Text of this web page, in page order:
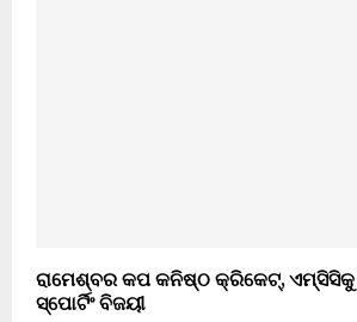
ରାମେଶ୍ବର କପ କନିଷ୍ଠ କ୍ରିକେଟ୍, ଏମ୍ସିସିକୁ
ସ୍ପୋର୍ଟିଂ ବିଜୟୀ